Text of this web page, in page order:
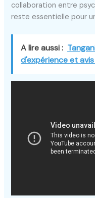
collaboration entre
reste essentielle pour
A lire aussi :
d'expérience et